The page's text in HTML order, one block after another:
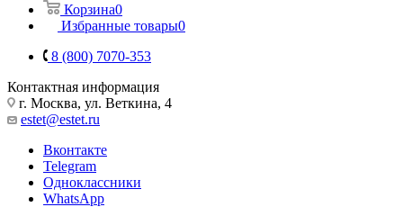
Корзина0
Избранные товары0
8 (800) 7070-353
Контактная информация
г. Москва, ул. Веткина, 4
estet@estet.ru
Вконтакте
Telegram
Одноклассники
WhatsApp